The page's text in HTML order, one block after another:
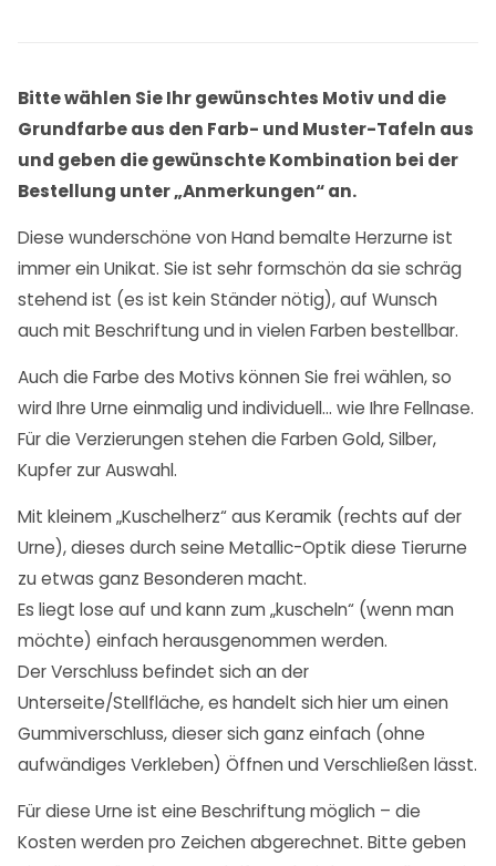
Bitte wählen Sie Ihr gewünschtes Motiv und die
Grundfarbe aus den Farb- und Muster-Tafeln aus
und geben die gewünschte Kombination bei der
Bestellung unter „Anmerkungen“ an.
Diese wunderschöne von Hand bemalte Herzurne ist
immer ein Unikat. Sie ist sehr formschön da sie schräg
stehend ist (es ist kein Ständer nötig), auf Wunsch
auch mit Beschriftung und in vielen Farben bestellbar.
Auch die Farbe des Motivs können Sie frei wählen, so
wird Ihre Urne einmalig und individuell… wie Ihre Fellnase.
Für die Verzierungen stehen die Farben Gold, Silber,
Kupfer zur Auswahl.
Mit kleinem „Kuschelherz“ aus Keramik (rechts auf der
Urne), dieses durch seine Metallic-Optik diese Tierurne
zu etwas ganz Besonderen macht.
Es liegt lose auf und kann zum „kuscheln“ (wenn man
möchte) einfach herausgenommen werden.
Der Verschluss befindet sich an der
Unterseite/Stellfläche, es handelt sich hier um einen
Gummiverschluss, dieser sich ganz einfach (ohne
aufwändiges Verkleben) Öffnen und Verschließen lässt.
Für diese Urne ist eine Beschriftung möglich – die
Kosten werden pro Zeichen abgerechnet. Bitte geben